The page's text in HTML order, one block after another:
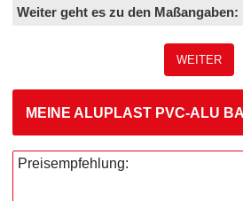
Weiter geht es zu den Maßangaben:
WEITER
MEINE ALUPLAST PVC-ALU
Preisempfehlung: